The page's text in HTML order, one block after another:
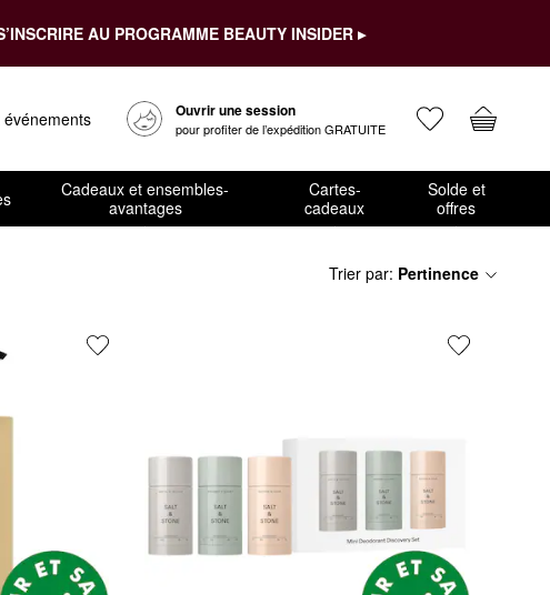
AU PROGRAMME BEAUTY INSIDER ▸
Ouvrir une session
pour profiter de l’expédition GRATUITE
Cadeaux et ensembles-
avantages
Cartes-
cadeaux
Solde et
offres
Trier par: Pertinence